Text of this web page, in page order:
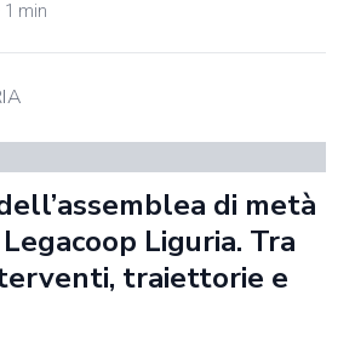
1 min
di metà
Liguria. Tra
traiettorie e